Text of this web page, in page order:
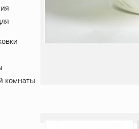
комнаты